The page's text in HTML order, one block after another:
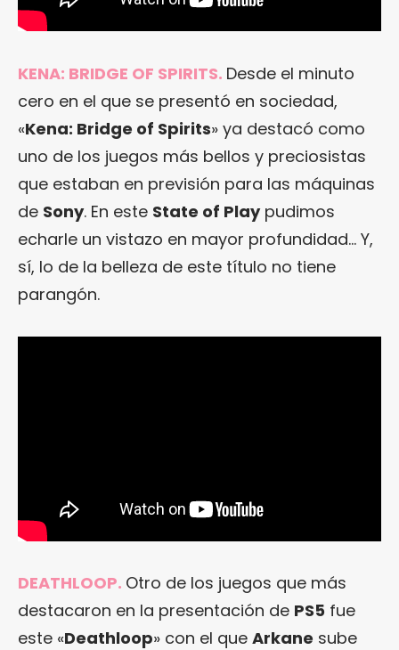
KENA: BRIDGE OF SPIRITS. Desde el minuto
cero en el que se presentó en sociedad,
«Kena: Bridge of Spirits» ya destacó como
uno de los juegos más bellos y preciosistas
que estaban en previsión para las máquinas
de Sony. En este State of Playpudimos
echarle un vistazo en mayor profundidad… Y,
sí, lo de la belleza de este título no tiene
parangón.
DEATHLOOP. Otro de los juegos que más
destacaron en la presentación de PS5 fue
este «Deathloop» con el que Arkane sube